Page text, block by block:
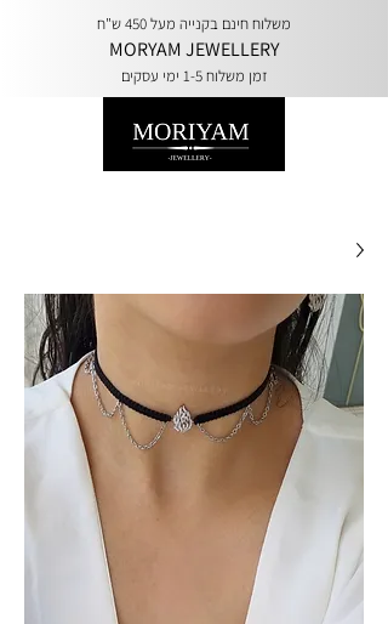
משלוח חינם בקנייה מעל 450 ש"ח
MORYAM JEWELLERY
זמן משלוח 1-5 ימי עסקים